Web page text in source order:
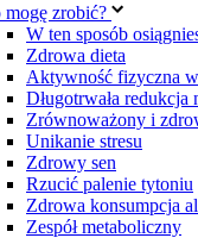
mogę zrobić?
W ten sposób
Zdrowa dieta
Aktywność fizyczna
Długotrwała redukcja
Zrównoważony i
Unikanie stresu
Zdrowy sen
Rzucić palenie tytoniu
Zdrowa konsumpcja
Zespół metaboliczny